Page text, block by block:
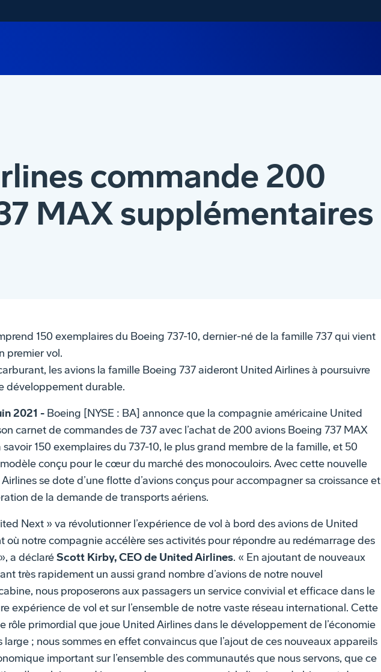
commande 200
MAX supplémentaires
150 exemplaires du Boeing 737-10, dernier-né de la famille 737 qui vient
premier vol.
les avions la famille Boeing 737 aideront United Airlines à poursuivre
développement durable.
2021 - Boeing [NYSE : BA] annonce que la compagnie américaine United
carnet de commandes de 737 avec l’achat de 200 avions Boeing 737 MAX
150 exemplaires du 737-10, le plus grand membre de la famille, et 50
conçu pour le cœur du marché des monocouloirs. Avec cette nouvelle
se dote d’une flotte d’avions conçus pour accompagner sa croissance et
de la demande de transports aériens.
Next » va révolutionner l’expérience de vol à bord des avions de United
où notre compagnie accélère ses activités pour répondre au redémarrage des
a déclaréScott Kirby, CEO de United Airlines. « En ajoutant de nouveaux
très rapidement un aussi grand nombre d’avions de notre nouvel
nous proposerons aux passagers un service convivial et efficace dans le
expérience de vol et sur l’ensemble de notre vaste réseau international. Cette
rôle primordial que joue United Airlines dans le développement de l’économie
large ; nous sommes en effet convaincus que l’ajout de ces nouveaux appareils
important sur l’ensemble des communautés que nous servons, que ce